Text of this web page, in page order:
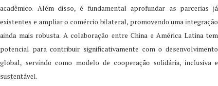
acadêmico. Além disso, é fundamental aprofundar as parcerias já
existentes e ampliar o comércio bilateral, promovendo uma integração
ainda mais robusta. A colaboração entre China e América Latina tem
potencial para contribuir significativamente com o desenvolvimento
global, servindo como modelo de cooperação solidária, inclusiva e
sustentável.